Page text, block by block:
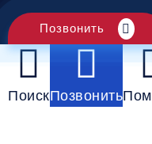
Позвонить
ПоискПозвонить